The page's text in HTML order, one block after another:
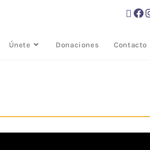
Únete Donaciones Contacto